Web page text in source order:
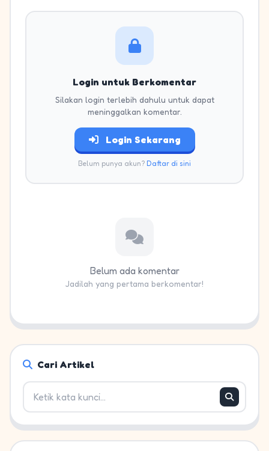
Login untuk Berkomentar
Silakan login terlebih dahulu untuk dapat
meninggalkan komentar.
Login Sekarang
Belum punya akun? Daftar di sini
Belum ada komentar
Jadilah yang pertama berkomentar!
Cari Artikel